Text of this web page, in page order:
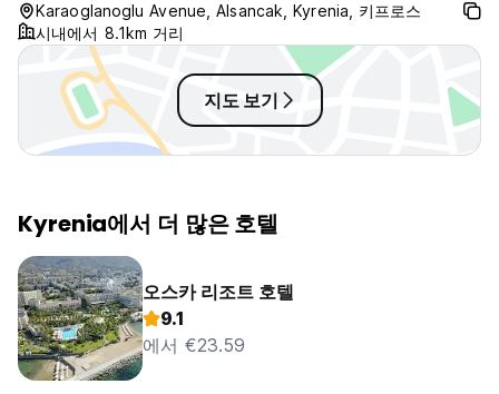
지 않은 해변을 자랑합니다. 아이스 클럽, 바코드 및 탈출 비치 클
럽은 도보로 단 2분 거리에 있습니다.
****호스텔월드 투숙객을 위한 특별 혜택****
0~10세 무료(가족과 함께 사용 시 최대 1명)
로비에서 무료 무선 인터넷 접속
24시간 무료 에어컨과 온수
가격에 모든 세금이 포함되어 있습니다. (숨겨진 비용 없음)
*****식사 장소와 이동 방법에 관해 귀하가 원하는 모든 정보를
제공해 드립니다. 귀하가 알아야 할 모든 정보가 담긴 브로셔가
있는 안내소가 마련되어 있으며, 저희 직원은 항상 다른 모든 것
에 대해 기꺼이 도움을 드릴 것입니다. 너는 필요할지도 모른다
Karaoglanoglu Avenue, Alsancak, Kyrenia, 키프로스
시내에서 8.1km 거리
지도 보기
Kyrenia에서 더 많은 호텔
오스카 리조트 호텔
9.1
에서 €23.59